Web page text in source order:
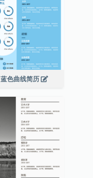
蓝色曲线简历